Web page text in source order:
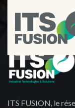
ITS FUSION, le